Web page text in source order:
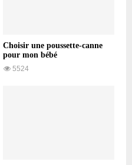
Choisir une poussette-canne
pour mon bébé
5524